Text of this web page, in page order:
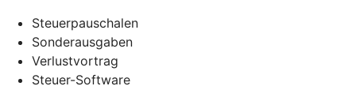
Steuerpauschalen
Sonderausgaben
Verlustvortrag
Steuer-Software